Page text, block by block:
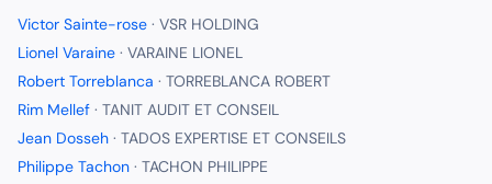
Victor Sainte-rose · VSR HOLDING
Lionel Varaine · VARAINE LIONEL
Robert Torreblanca · TORREBLANCA ROBERT
Rim Mellef · TANIT AUDIT ET CONSEIL
Jean Dosseh · TADOS EXPERTISE ET CONSEILS
Philippe Tachon · TACHON PHILIPPE